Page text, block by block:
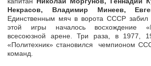
Некрасов, Владимир Минеев,
Единственным мяч в ворота СССР забил
этой игры началось восхождение
всесоюзной арене. Три раза, в 1977,
«Политехник» становился чемпионом
команд.